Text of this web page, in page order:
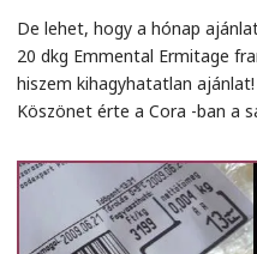
De lehet, hogy a hónap
20 dkg Emmental Ermitage
hiszem kihagyhatatlan
Köszönet érte a Cora -ban a